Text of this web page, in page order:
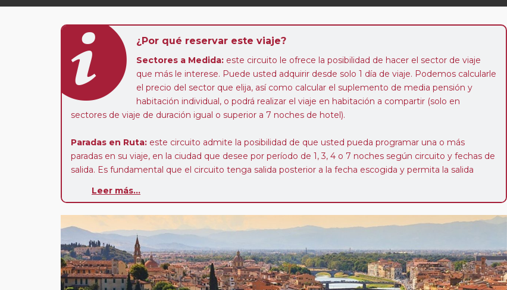
¿Por qué reservar este viaje?
Sectores a Medida: este circuito le ofrece la posibilidad de hacer el sector de viaje
que más le interese. Puede usted adquirir desde solo 1 día de viaje. Podemos calcularle
el precio del sector que elija, así como calcular el suplemento de media pensión y
habitación individual, o podrá realizar el viaje en habitación a compartir (solo en
sectores de viaje de duración igual o superior a 7 noches de hotel).
Paradas en Ruta: este circuito admite la posibilidad de que usted pueda programar una o más
paradas en su viaje, en la ciudad que desee por período de 1, 3, 4 o 7 noches según circuito y fechas de
salida. Es fundamental que el circuito tenga salida posterior a la fecha escogida y permita la salida
realiza para tomar otro circuito del mismo proveedor no se abonará este suplemento.
Leer más...